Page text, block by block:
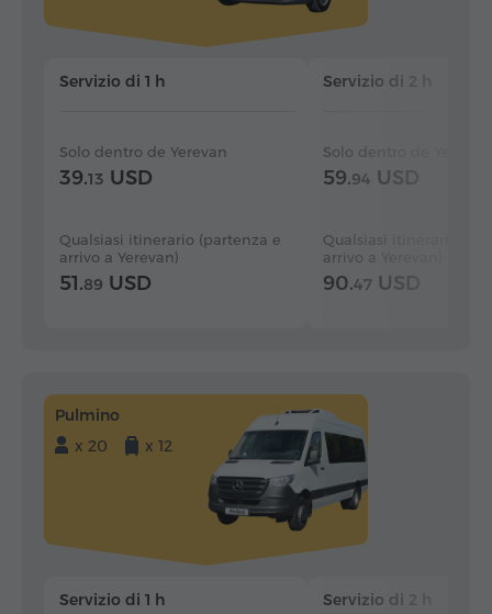
Servizio di 1 h
Solo dentro de Yerevan
39.13 USD
Qualsiasi itinerario (partenza e
arrivo a Yerevan)
51.89 USD
Servizio di 2 h
Solo dentro de Yerevan
59.94 USD
Qualsiasi itinerario
arrivo a Yerevan)
90.47 USD
Pulmino
x 20
x 12
Servizio di 1 h Servizio di 2 h